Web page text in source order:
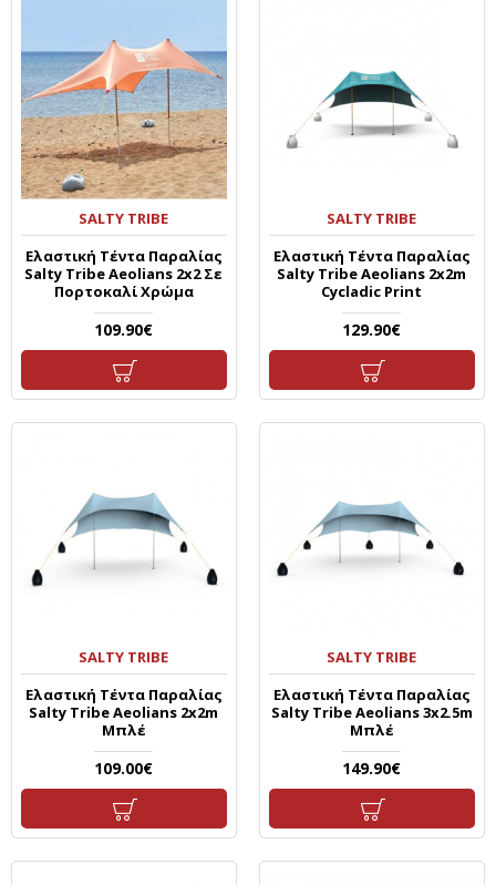
SALTY TRIBE
Ελαστική Τέντα Παραλίας
Salty Tribe Aeolians 2x2 Σε
Πορτοκαλί Χρώμα
109.90€
SALTY TRIBE
Ελαστική Τέντα Παραλίας
Salty Tribe Aeolians 2x2m
Cycladic Print
129.90€
SALTY TRIBE
Ελαστική Τέντα Παραλίας
Salty Tribe Aeolians 2x2m
Μπλέ
109.00€
SALTY TRIBE
Ελαστική Τέντα Παραλίας
Salty Tribe Aeolians 3x2.5m
Μπλέ
149.90€